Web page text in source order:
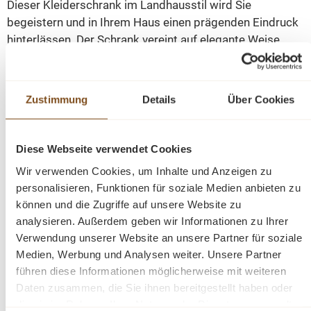
Zustimmung Details Über Cookies
Diese Webseite verwendet Cookies
Wir verwenden Cookies, um Inhalte und Anzeigen zu
personalisieren, Funktionen für soziale Medien anbieten zu
können und die Zugriffe auf unsere Website zu
analysieren. Außerdem geben wir Informationen zu Ihrer
Verwendung unserer Website an unsere Partner für soziale
Medien, Werbung und Analysen weiter. Unsere Partner
führen diese Informationen möglicherweise mit weiteren
Daten zusammen, die Sie ihnen bereitgestellt haben oder
Dieser Kleiderschrank im Landhausstil wird Sie
begeistern und in Ihrem Haus einen prägenden Eindruck
hinterlässen. Der Schrank vereint auf elegante Weise
Funktionalität und Ästhetik. Es bietet Stauraum hinter
drei großen Türen im oberen Bereich, sowie in den sechs
darunter liegenden Schubladen. Das Design dieses
Möbelstücks strahlt zeitlose Eleganz aus und passt sich
perfekte Highlight für diejenigen, die sowohl praktische
Die Abmessungen ca. Höhe 197 cm/ Breite 174 cm/
Tiefe 59 cm
4 Einlegeböden
6 Schubladen mit Softclose
1 Kleiderstange